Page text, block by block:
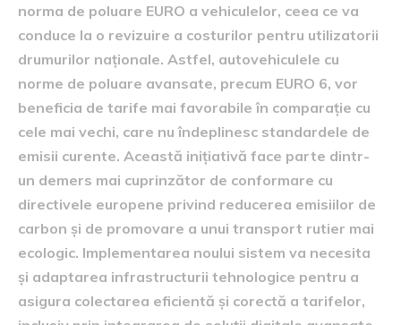
norma de poluare EURO a vehiculelor, ceea ce va
conduce la o revizuire a costurilor pentru utilizatorii
drumurilor naționale. Astfel, autovehiculele cu
norme de poluare avansate, precum EURO 6, vor
beneficia de tarife mai favorabile în comparație cu
cele mai vechi, care nu îndeplinesc standardele de
emisii curente. Această inițiativă face parte dintr-
un demers mai cuprinzător de conformare cu
directivele europene privind reducerea emisiilor de
carbon și de promovare a unui transport rutier mai
ecologic. Implementarea noului sistem va necesita
și adaptarea infrastructurii tehnologice pentru a
asigura colectarea eficientă și corectă a tarifelor,